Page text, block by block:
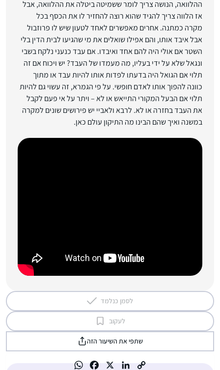
ההלוואה, הנושה צריך לומר ששמיטה ביטלה את ההלוואה, אבל
אז הלווה צריך להגיד שהוא רוצה להחזיר לו את הכסף בכל
מקרה כמתנה. אחרים מאפשרים לאחד לטעון שיש לו פרוזבול
אבל איבד אותו, והם אפילו שואלים את מי שהגיעו לבית הדין בלי
השטר אם אולי היה להם אחד ואיבדו. אם עבד כנעני נלקח בשבי
ונגאל שלא על ידי בעליו, מה מעמדו של העבד? יש ויכוח אם זה
תלוי אם הגואל היה בדעתו לפדות אותו להיות עבד או מתוך
כוונה להפוך אותו לאדם חופשי. על פי הגמרא, זה עשוי גם להיות
תלוי אם הבעל המקורי התייאש או לא – ויתר על אי פעם לקבל
את העבד בחזרה או לא. לרבא ולאביי יש פירושים שונים למקרה
במשנה ואיך שהם הבינו מה התיקון עולם כאן.
לסמן כנלמד
לעקוב
שתפי את השיעור הזה